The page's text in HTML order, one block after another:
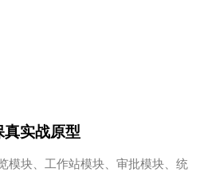
真实战原型
模块、工作站模块、审批模块、统